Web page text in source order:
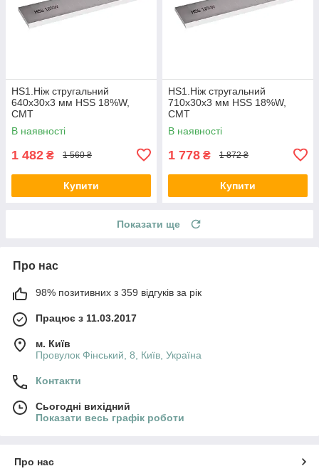
HS1.Ніж стругальний
640x30x3 мм HSS 18%W,
CMT
В наявності
1 482 ₴ 1 560 ₴
Купити
HS1.Ніж стругальний
710x30x3 мм HSS 18%W,
CMT
В наявності
1 778 ₴ 1 872 ₴
Купити
Показати ще
Про нас
98% позитивних з 359 відгуків за рік
Працює з 11.03.2017
м. Київ
Провулок Фінський, 8, Київ, Україна
Контакти
Сьогодні вихідний
Показати весь графік роботи
Про нас